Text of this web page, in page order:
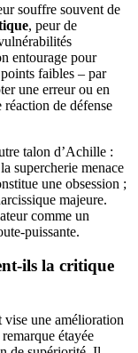
souffre souvent de
, peur de
entourage pour
faibles – par
une erreur ou en
de défense
talon d’Achille :
supercherie menace
une obsession ;
majeure.
comme un
puissante.
ils la critique
vise une amélioration
étayée